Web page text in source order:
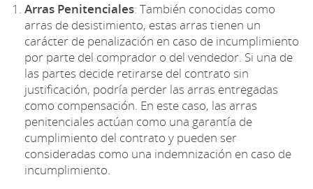
Arras Penitenciales: También conocidas como
arras de desistimiento, estas arras tienen un
carácter de penalización en caso de incumplimiento
por parte del comprador o del vendedor. Si una de
las partes decide retirarse del contrato sin
justificación, podría perder las arras entregadas
como compensación. En este caso, las arras
penitenciales actúan como una garantía de
cumplimiento del contrato y pueden ser
consideradas como una indemnización en caso de
incumplimiento.